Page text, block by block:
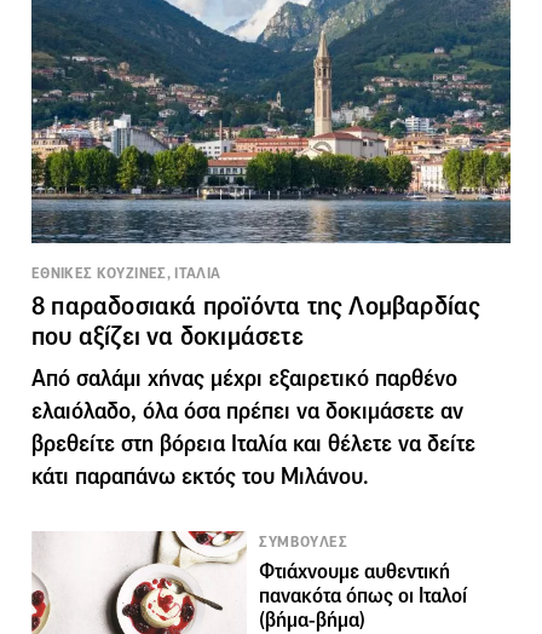
ΕΘΝΙΚΕΣ ΚΟΥΖΙΝΕΣ, ΙΤΑΛΙΑ
8 παραδοσιακά προϊόντα της Λομβαρδίας
που αξίζει να δοκιμάσετε
Από σαλάμι χήνας μέχρι εξαιρετικό παρθένο
ελαιόλαδο, όλα όσα πρέπει να δοκιμάσετε αν
βρεθείτε στη βόρεια Ιταλία και θέλετε να δείτε
κάτι παραπάνω εκτός του Μιλάνου.
ΣΥΜΒΟΥΛΕΣ
Φτιάχνουμε αυθεντική
πανακότα όπως οι Ιταλοί
(βήμα-βήμα)